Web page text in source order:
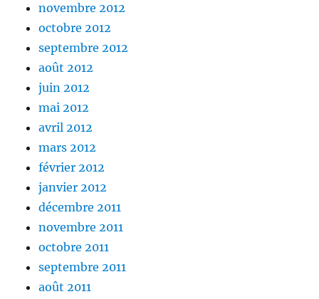
novembre 2012
octobre 2012
septembre 2012
août 2012
juin 2012
mai 2012
avril 2012
mars 2012
février 2012
janvier 2012
décembre 2011
novembre 2011
octobre 2011
septembre 2011
août 2011